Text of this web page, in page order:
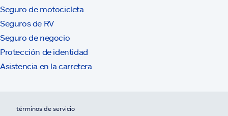
Seguro de motocicleta
Seguros de RV
Seguro de negocio
Protección de identidad
Asistencia en la carretera
términos de servicio